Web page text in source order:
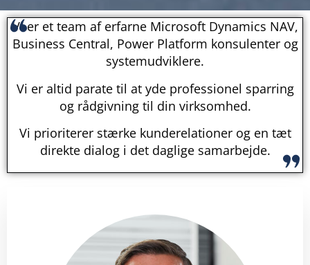
Vi er et team af erfarne Microsoft Dynamics NAV,
Business Central, Power Platform konsulenter og
systemudviklere.
Vi er altid parate til at yde professionel sparring
og rådgivning til din virksomhed.
Vi prioriterer stærke kunderelationer og en tæt
direkte dialog i det daglige samarbejde.